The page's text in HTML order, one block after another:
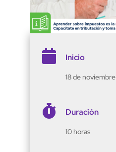
 Inicio
18 de noviembre
 Duración
10 horas